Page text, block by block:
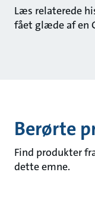
Læs relaterede
fået glæde af en
Berørte
Find produkter
dette emne.